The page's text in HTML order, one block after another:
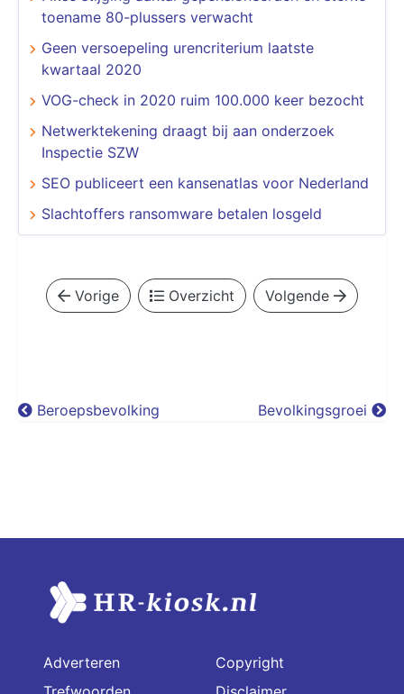
toename 80-plussers verwacht
Geen versoepeling urencriterium laatste
kwartaal 2020
VOG-check in 2020 ruim 100.000 keer bezocht
Netwerktekening draagt bij aan onderzoek
Inspectie SZW
SEO publiceert een kansenatlas voor Nederland
Slachtoffers ransomware betalen losgeld
Vorige Overzicht Volgende
Beroepsbevolking Bevolkingsgroei
Adverteren
Copyright